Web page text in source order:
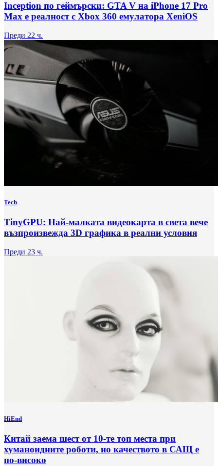
Inception по геймърски: GTA V на iPhone 17 Pro
Max е реалност с Xbox 360 емулатора XeniOS
Преди 22 ч.
Tech
TinyGPU: Най-малката видеокарта в света вече
възпроизвежда 3D графика в реални условия
Преди 23 ч.
HiEnd
Китай заема шест от 10-те топ места при
хуманоидните роботи, но качеството в САЩ е
по-високо